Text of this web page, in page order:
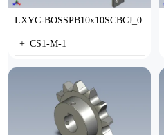
LXYC-BOSSPB10x10SCBCJ_0
_+_CS1-M-1_
STP